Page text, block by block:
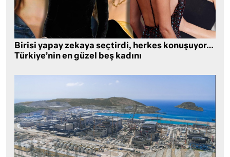
Birisi yapay zekaya seçtirdi, herkes konuşuyor…
Türkiye’nin en güzel beş kadını